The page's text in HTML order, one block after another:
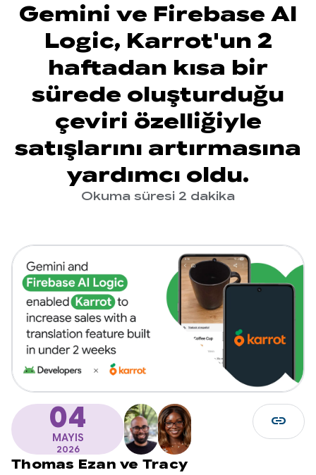
Gemini ve Firebase AI
Logic, Karrot'un 2
haftadan kısa bir
sürede oluşturduğu
çeviri özelliğiyle
satışlarını artırmasına
yardımcı oldu.
Okuma süresi 2 dakika
04
MAYIS
2026
Thomas Ezan ve Tracy
link